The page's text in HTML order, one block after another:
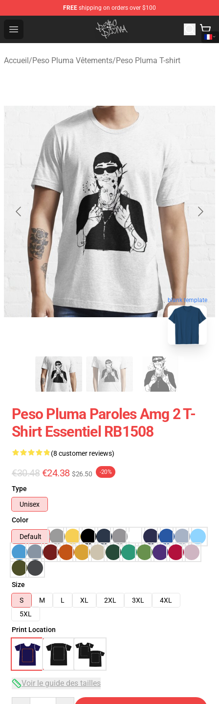
FREE shipping on orders over $100
Open menu
Peso Pluma Store - Official Peso Pluma Merchandise
Accueil/Peso Pluma Vêtements/Peso Pluma T-shirt
blank template
Peso Pluma Paroles Amg 2 T-
Shirt Essentiel RB1508
(8 customer reviews)
€30.48 €24.38 $26.50 -20%
Type
Unisex
Color
Default
Size
S
M L XL 2XL 3XL
4XL
5XL
Print Location
Voir le guide des tailles